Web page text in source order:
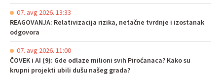
07. avg 2026. 13:33
REAGOVANJA: Relativizacija rizika, netačne tvrdnje i izostanak
odgovora
07. avg 2026. 11:00
ČOVEK i AI (9): Gde odlaze milioni svih Piroćanaca? Kako su
krupni projekti ubili dušu našeg grada?